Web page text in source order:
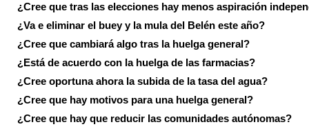
¿Cree que tras las elecciones hay menos aspiración
¿Va e eliminar el buey y la mula del Belén este año?
¿Cree que cambiará algo tras la huelga general?
¿Está de acuerdo con la huelga de las farmacias?
¿Cree oportuna ahora la subida de la tasa del agua?
¿Cree que hay motivos para una huelga general?
¿Cree que hay que reducir las comunidades autónomas?